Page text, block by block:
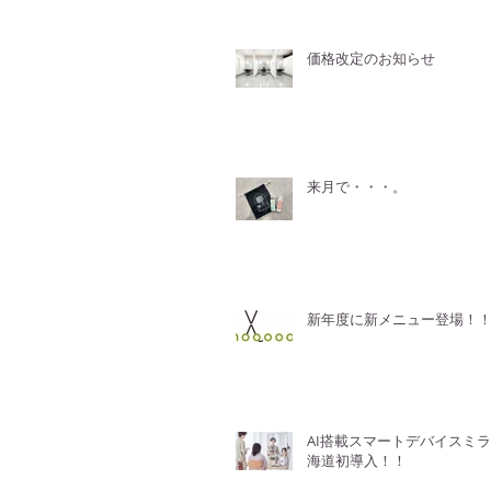
価格改定のお知らせ
来月で・・・。
新年度に新メニュー登場！！
AI搭載スマートデバイスミラ
海道初導入！！